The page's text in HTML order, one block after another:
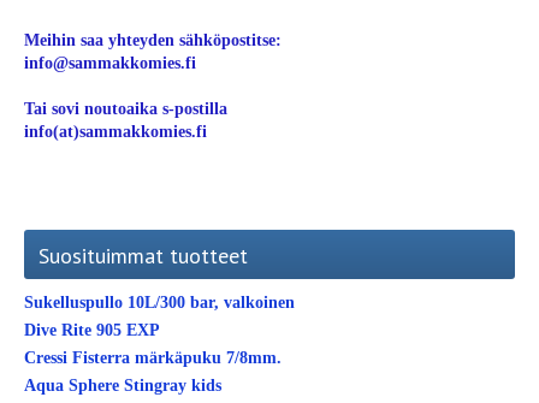
Meihin saa yhteyden sähköpostitse:
info@sammakkomies.fi
Tai sovi noutoaika s-postilla
info(at)sammakkomies.fi
Suosituimmat tuotteet
Sukelluspullo 10L/300 bar, valkoinen
Dive Rite 905 EXP
Cressi Fisterra märkäpuku 7/8mm.
Aqua Sphere Stingray kids